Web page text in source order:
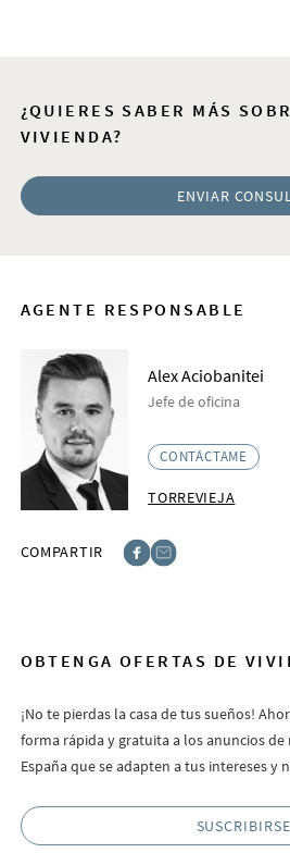
¿QUIERES SABER MÁS
VIVIENDA?
ENVIAR
AGENTE RESPONSABLE
Alex Aciobanitei
Jefe de oficina
CONTÁCTAME
TORREVIEJA
COMPARTIR
OBTENGA OFERTAS DE
¡No te pierdas la casa de tus sueños!
forma rápida y gratuita a los anuncios de
España que se adapten a tus intereses y
SUSCRIBIRSE